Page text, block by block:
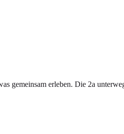
gemeinsam erleben. Die 2a